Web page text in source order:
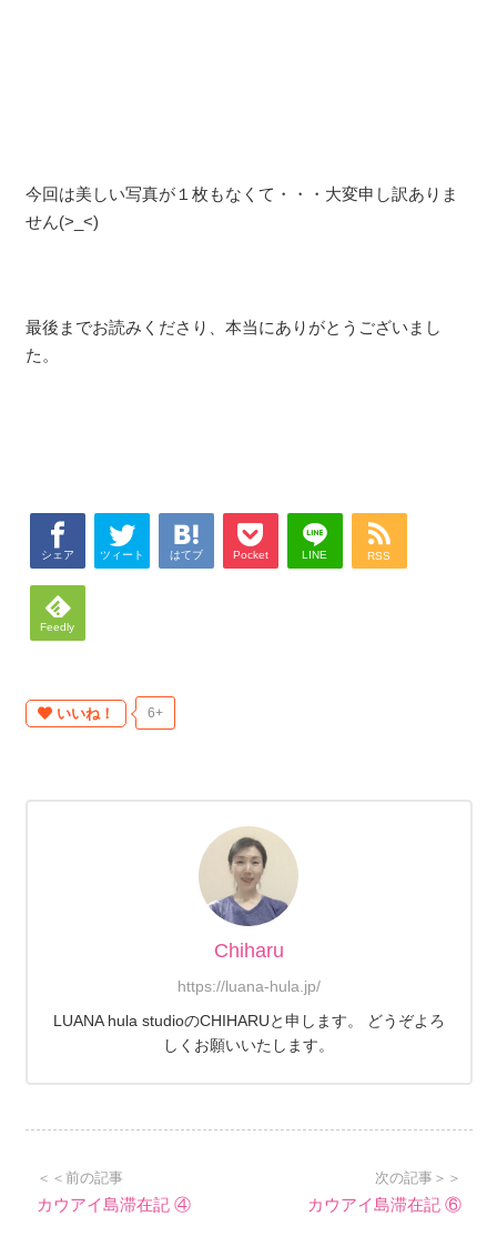
今回は美しい写真が１枚もなくて・・・大変申し訳ありま
せん(>_<)
最後までお読みくださり、本当にありがとうございまし
た。
シェア ツィート はてブ Pocket LINE RSS
Feedly
いいね！ 6+
Chiharu
https://luana-hula.jp/
LUANA hula studioのCHIHARUと申します。 どうぞよろ
しくお願いいたします。
＜＜前の記事
カウアイ島滞在記 ④
次の記事＞＞
カウアイ島滞在記 ⑥